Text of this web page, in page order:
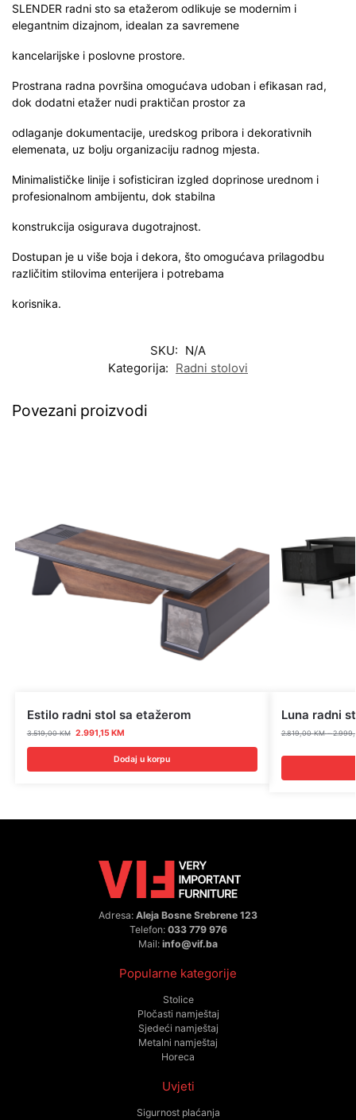
SLENDER radni sto sa etažerom odlikuje se modernim i
elegantnim dizajnom, idealan za savremene
kancelarijske i poslovne prostore.
Prostrana radna površina omogućava udoban i efikasan rad,
dok dodatni etažer nudi praktičan prostor za
odlaganje dokumentacije, uredskog pribora i dekorativnih
elemenata, uz bolju organizaciju radnog mjesta.
Minimalističke linije i sofisticiran izgled doprinose urednom i
profesionalnom ambijentu, dok stabilna
konstrukcija osigurava dugotrajnost.
Dostupan je u više boja i dekora, što omogućava prilagodbu
različitim stilovima enterijera i potrebama
korisnika.
SKU: N/A
Kategorija: Radni stolovi
Povezani proizvodi
Estilo radni stol sa etažerom
3.519,00KM 2.991,15KM
Dodaj u korpu
Luna radni
2.819,00KM –
Adresa: Aleja Bosne Srebrene 123
Telefon: 033 779 976
Mail: info@vif.ba
Popularne kategorije
Stolice
Pločasti namještaj
Sjedeći namještaj
Metalni namještaj
Horeca
Uvjeti
Sigurnost plaćanja